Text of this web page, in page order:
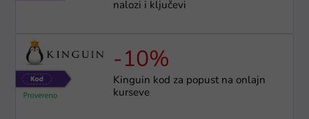
nalozi i ključevi
-10%
Kinguin kod za popust na onlajn
kurseve